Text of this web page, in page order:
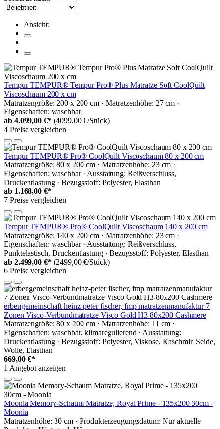
Ansicht:
Tempur TEMPUR® Tempur Pro® Plus Matratze Soft CoolQuilt
Viscoschaum 200 x cm
Matratzengröße: 200 x 200 cm · Matratzenhöhe: 27 cm ·
Eigenschaften: waschbar
ab 4.099,00 €* (4099,00 €/Stück)
4 Preise vergleichen
Tempur TEMPUR® Pro® CoolQuilt Viscoschaum 80 x 200 cm
Matratzengröße: 80 x 200 cm · Matratzenhöhe: 23 cm ·
Eigenschaften: waschbar · Ausstattung: Reißverschluss,
Druckentlastung · Bezugsstoff: Polyester, Elasthan
ab 1.168,00 €*
7 Preise vergleichen
Tempur TEMPUR® Pro® CoolQuilt Viscoschaum 140 x 200 cm
Matratzengröße: 140 x 200 cm · Matratzenhöhe: 23 cm ·
Eigenschaften: waschbar · Ausstattung: Reißverschluss,
Punktelastisch, Druckentlastung · Bezugsstoff: Polyester, Elasthan
ab 2.499,00 €* (2499,00 €/Stück)
6 Preise vergleichen
erbengemeinschaft heinz-peter fischer, fmp matratzenmanufaktur 7
Zonen Visco-Verbundmatratze Visco Gold H3 80x200 Cashmere
Matratzengröße: 80 x 200 cm · Matratzenhöhe: 11 cm ·
Eigenschaften: waschbar, klimaregulierend · Ausstattung:
Druckentlastung · Bezugsstoff: Polyester, Viskose, Kaschmir, Seide,
Wolle, Elasthan
669,00 €*
1 Angebot anzeigen
Moonia Memory-Schaum Matratze, Royal Prime - 135x200 30cm -
Moonia
Matratzenhöhe: 30 cm · Produkterzeugungsdatum: Nur aktuelle